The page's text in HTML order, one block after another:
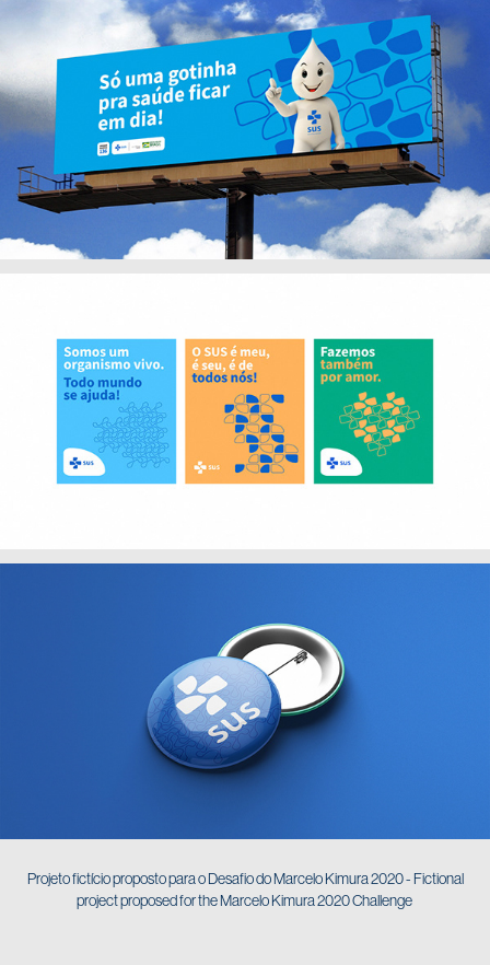
Projeto fictício proposto para o Desafio do Marcelo Kimura 2020 - Fictional
project proposed for the Marcelo Kimura 2020 Challenge